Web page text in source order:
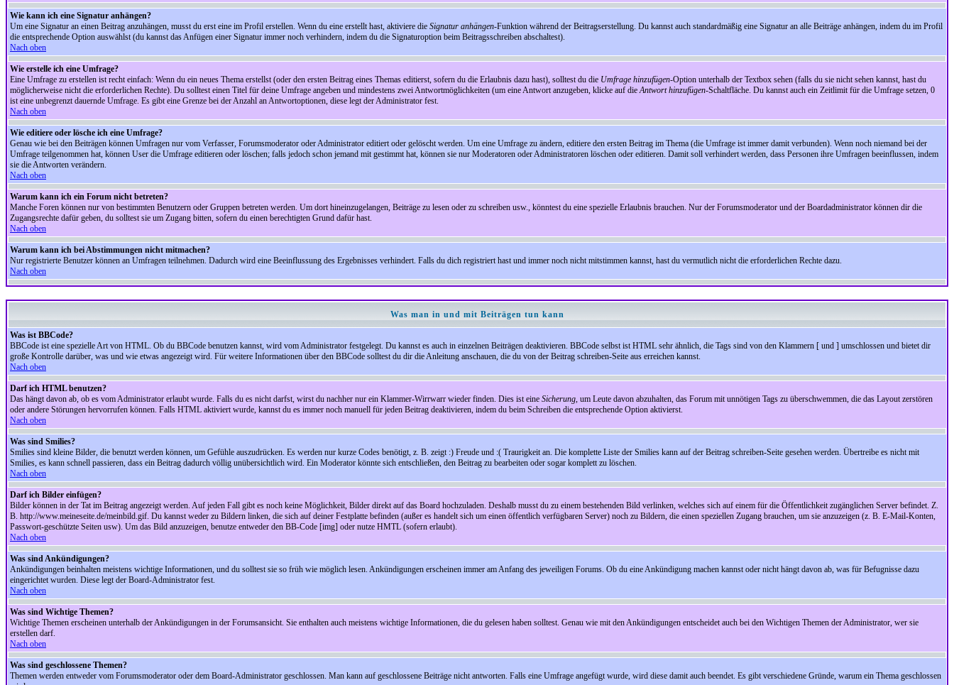
Wie kann ich eine Signatur anhängen?
Um eine Signatur an einen Beitrag anzuhängen, musst du erst eine im Profil erstellen. Wenn du eine erstellt hast, aktiviere die Signatur anhängen-Funktion während der Beitragserstellung. Du kannst auch standardmäßig eine Signatur an alle Beiträge anhängen, indem du im Profil
die entsprechende Option auswählst (du kannst das Anfügen einer Signatur immer noch verhindern, indem du die Signaturoption beim Beitragsschreiben abschaltest).
Nach oben
Wie erstelle ich eine Umfrage?
Eine Umfrage zu erstellen ist recht einfach: Wenn du ein neues Thema erstellst (oder den ersten Beitrag eines Themas editierst, sofern du die Erlaubnis dazu hast), solltest du die Umfrage hinzufügen-Option unterhalb der Textbox sehen (falls du sie nicht sehen kannst, hast du
möglicherweise nicht die erforderlichen Rechte). Du solltest einen Titel für deine Umfrage angeben und mindestens zwei Antwortmöglichkeiten (um eine Antwort anzugeben, klicke auf dieAntwort hinzufügen-Schaltfläche. Du kannst auch ein Zeitlimit für die Umfrage setzen, 0
ist eine unbegrenzt dauernde Umfrage. Es gibt eine Grenze bei der Anzahl an Antwortoptionen, diese legt der Administrator fest.
Nach oben
Wie editiere oder lösche ich eine Umfrage?
Genau wie bei den Beiträgen können Umfragen nur vom Verfasser, Forumsmoderator oder Administrator editiert oder gelöscht werden. Um eine Umfrage zu ändern, editiere den ersten Beitrag im Thema (die Umfrage ist immer damit verbunden). Wenn noch niemand bei der
Umfrage teilgenommen hat, können User die Umfrage editieren oder löschen; falls jedoch schon jemand mit gestimmt hat, können sie nur Moderatoren oder Administratoren löschen oder editieren. Damit soll verhindert werden, dass Personen ihre Umfragen beeinflussen, indem
sie die Antworten verändern.
Nach oben
Warum kann ich ein Forum nicht betreten?
Manche Foren können nur von bestimmten Benutzern oder Gruppen betreten werden. Um dort hineinzugelangen, Beiträge zu lesen oder zu schreiben usw., könntest du eine spezielle Erlaubnis brauchen. Nur der Forumsmoderator und der Boardadministrator können dir die
Zugangsrechte dafür geben, du solltest sie um Zugang bitten, sofern du einen berechtigten Grund dafür hast.
Nach oben
Warum kann ich bei Abstimmungen nicht mitmachen?
Nur registrierte Benutzer können an Umfragen teilnehmen. Dadurch wird eine Beeinflussung des Ergebnisses verhindert. Falls du dich registriert hast und immer noch nicht mitstimmen kannst, hast du vermutlich nicht die erforderlichen Rechte dazu.
Nach oben
Was man in und mit Beiträgen tun kann
Was ist BBCode?
BBCode ist eine spezielle Art von HTML. Ob du BBCode benutzen kannst, wird vom Administrator festgelegt. Du kannst es auch in einzelnen Beiträgen deaktivieren. BBCode selbst ist HTML sehr ähnlich, die Tags sind von den Klammern [ und ] umschlossen und bietet dir
große Kontrolle darüber, was und wie etwas angezeigt wird. Für weitere Informationen über den BBCode solltest du dir die Anleitung anschauen, die du von der Beitrag schreiben-Seite aus erreichen kannst.
Nach oben
Darf ich HTML benutzen?
Das hängt davon ab, ob es vom Administrator erlaubt wurde. Falls du es nicht darfst, wirst du nachher nur ein Klammer-Wirrwarr wieder finden. Dies ist eine Sicherung, um Leute davon abzuhalten, das Forum mit unnötigen Tags zu überschwemmen, die das Layout zerstören
oder andere Störungen hervorrufen können. Falls HTML aktiviert wurde, kannst du es immer noch manuell für jeden Beitrag deaktivieren, indem du beim Schreiben die entsprechende Option aktivierst.
Nach oben
Was sind Smilies?
Smilies sind kleine Bilder, die benutzt werden können, um Gefühle auszudrücken. Es werden nur kurze Codes benötigt, z. B. zeigt :) Freude und :( Traurigkeit an. Die komplette Liste der Smilies kann auf der Beitrag schreiben-Seite gesehen werden. Übertreibe es nicht mit
Smilies, es kann schnell passieren, dass ein Beitrag dadurch völlig unübersichtlich wird. Ein Moderator könnte sich entschließen, den Beitrag zu bearbeiten oder sogar komplett zu löschen.
Nach oben
Darf ich Bilder einfügen?
Bilder können in der Tat im Beitrag angezeigt werden. Auf jeden Fall gibt es noch keine Möglichkeit, Bilder direkt auf das Board hochzuladen. Deshalb musst du zu einem bestehenden Bild verlinken, welches sich auf einem für die Öffentlichkeit zugänglichen Server befindet. Z.
B. http://www.meineseite.de/meinbild.gif. Du kannst weder zu Bildern linken, die sich auf deiner Festplatte befinden (außer es handelt sich um einen öffentlich verfügbaren Server) noch zu Bildern, die einen speziellen Zugang brauchen, um sie anzuzeigen (z. B. E-Mail-Konten,
Passwort-geschützte Seiten usw). Um das Bild anzuzeigen, benutze entweder den BB-Code [img] oder nutze HMTL (sofern erlaubt).
Nach oben
Was sind Ankündigungen?
Ankündigungen beinhalten meistens wichtige Informationen, und du solltest sie so früh wie möglich lesen. Ankündigungen erscheinen immer am Anfang des jeweiligen Forums. Ob du eine Ankündigung machen kannst oder nicht hängt davon ab, was für Befugnisse dazu
eingerichtet wurden. Diese legt der Board-Administrator fest.
Nach oben
Was sind Wichtige Themen?
Wichtige Themen erscheinen unterhalb der Ankündigungen in der Forumsansicht. Sie enthalten auch meistens wichtige Informationen, die du gelesen haben solltest. Genau wie mit den Ankündigungen entscheidet auch bei den Wichtigen Themen der Administrator, wer sie
erstellen darf.
Nach oben
Was sind geschlossene Themen?
Themen werden entweder vom Forumsmoderator oder dem Board-Administrator geschlossen. Man kann auf geschlossene Beiträge nicht antworten. Falls eine Umfrage angefügt wurde, wird diese damit auch beendet. Es gibt verschiedene Gründe, warum ein Thema geschlossen